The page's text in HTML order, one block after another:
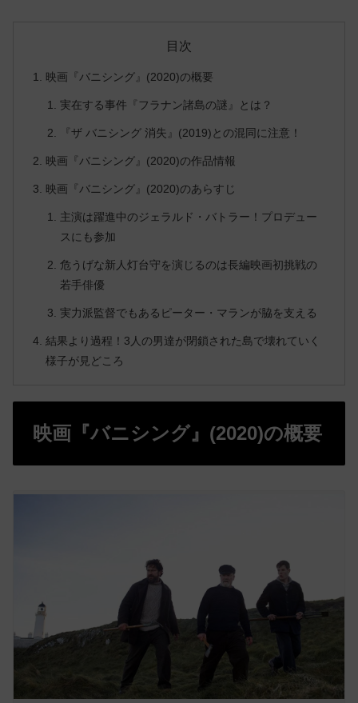
目次
映画『バニシング』(2020)の概要
実在する事件『フラナン諸島の謎』とは？
『ザ バニシング 消失』(2019)との混同に注意！
映画『バニシング』(2020)の作品情報
映画『バニシング』(2020)のあらすじ
主演は躍進中のジェラルド・バトラー！プロデュー
スにも参加
危うげな新人灯台守を演じるのは長編映画初挑戦の
若手俳優
実力派監督でもあるピーター・マランが脇を支える
結果より過程！3人の男達が閉鎖された島で壊れていく
様子が見どころ
映画『バニシング』(2020)の概要